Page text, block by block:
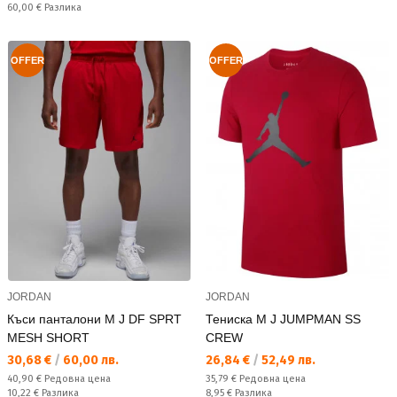
Спестявате:
60,00 € Разлика
OFFER
JORDAN
Къси панталони M J DF SPRT
MESH SHORT
Текуща цена:
30,68 € / 60,00 лв.
Редовна цена:
40,90 € Редовна цена
Спестявате:
10,22 € Разлика
OFFER
JORDAN
Тениска M J JUMPMAN SS
CREW
Текуща цена:
26,84 € / 52,49 лв.
Редовна цена:
35,79 € Редовна цена
Спестявате:
8,95 € Разлика